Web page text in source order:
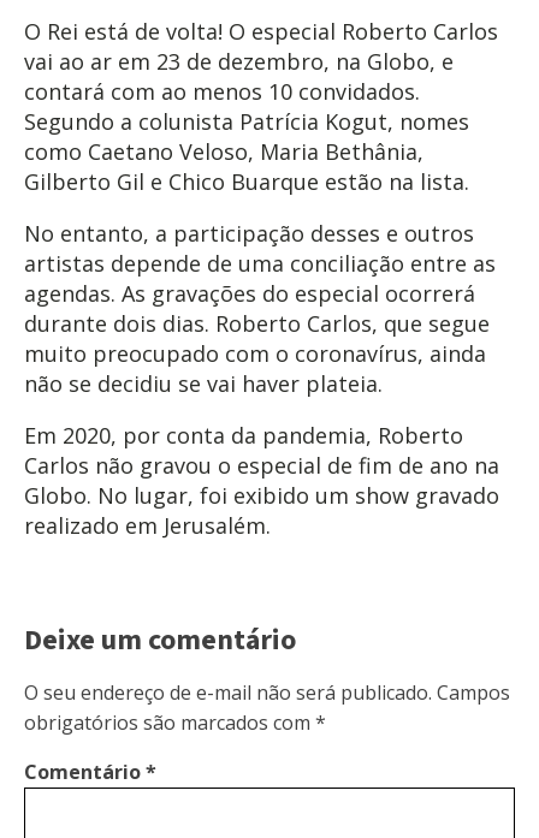
O Rei está de volta! O especial Roberto Carlos
vai ao ar em 23 de dezembro, na Globo, e
contará com ao menos 10 convidados.
Segundo a colunista Patrícia Kogut, nomes
como Caetano Veloso, Maria Bethânia,
Gilberto Gil e Chico Buarque estão na lista.
No entanto, a participação desses e outros
artistas depende de uma conciliação entre as
agendas. As gravações do especial ocorrerá
durante dois dias. Roberto Carlos, que segue
muito preocupado com o coronavírus, ainda
não se decidiu se vai haver plateia.
Em 2020, por conta da pandemia, Roberto
Carlos não gravou o especial de fim de ano na
Globo. No lugar, foi exibido um show gravado
realizado em Jerusalém.
Deixe um comentário
O seu endereço de e-mail não será publicado. Campos
obrigatórios são marcados com *
Comentário*